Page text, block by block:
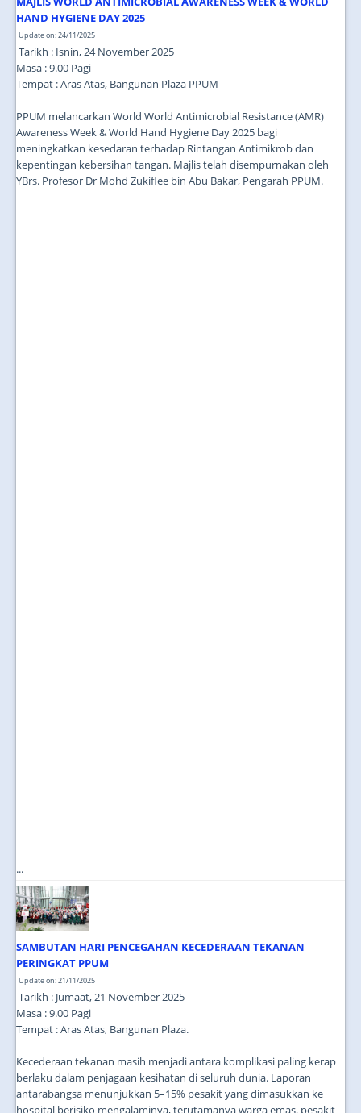
HAND HYGIENE DAY 2025
Update on: 24/11/2025
Tarikh : Isnin, 24 November 2025
Masa : 9.00 Pagi
Tempat : Aras Atas, Bangunan Plaza PPUM
PPUM melancarkan World World Antimicrobial Resistance (AMR)
Awareness Week & World Hand Hygiene Day 2025 bagi
meningkatkan kesedaran terhadap Rintangan Antimikrob dan
kepentingan kebersihan tangan. Majlis telah disempurnakan oleh
YBrs. Profesor Dr Mohd Zukiflee bin Abu Bakar, Pengarah PPUM.
...
SAMBUTAN HARI PENCEGAHAN KECEDERAAN TEKANAN
PERINGKAT PPUM
Update on: 21/11/2025
Tarikh : Jumaat, 21 November 2025
Masa : 9.00 Pagi
Tempat : Aras Atas, Bangunan Plaza.
Kecederaan tekanan masih menjadi antara komplikasi paling kerap
berlaku dalam penjagaan kesihatan di seluruh dunia. Laporan
antarabangsa menunjukkan 5–15% pesakit yang dimasukkan ke
hospital berisiko mengalaminya, terutamanya warga emas, pesakit